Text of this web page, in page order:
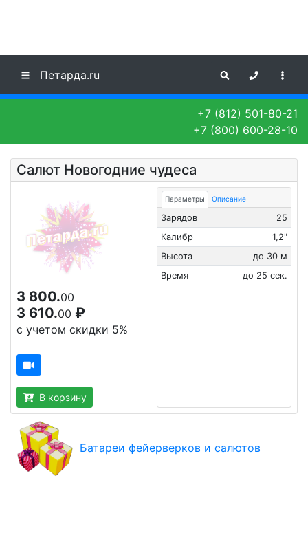
Петарда.ru
+7 (812) 501-80-21
+7 (800) 600-28-10
Салют Новогодние чудеса
3 800.00
3 610.00 ₽
с учетом скидки 5%
В корзину
Параметры Описание
Зарядов
25
Калибр
1,2"
Высота
до 30 м
Время
до 25 сек.
Батареи фейерверков и салютов